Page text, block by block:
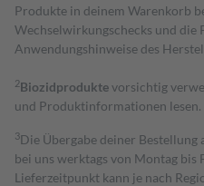
Produkte in deinem Warenkorb
Wechselwirkungschecks und die
Anwendungshinweise des
2Biozidproduktevorsichtig
und Produktinformationen lesen.
3Die Übergabe deiner
bei uns werktags von Montag bis
Lieferzeitpunkt kann je nach